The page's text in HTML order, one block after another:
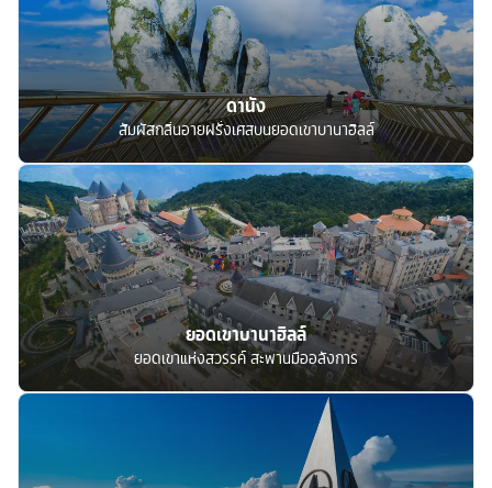
ดานัง
สัมผัสกลิ่นอายฝรั่งเศสบนยอดเขาบานาฮิลล์
ยอดเขาบานาฮิลล์
ยอดเขาแห่งสวรรค์ สะพานมืออลังการ